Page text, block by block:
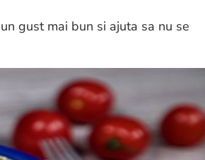
gust mai bun si ajuta sa nu se